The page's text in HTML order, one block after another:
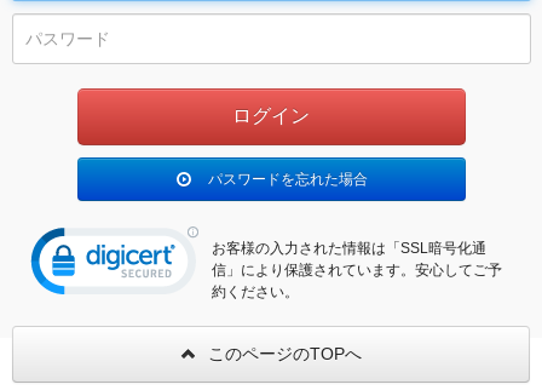
パスワードを忘れた場合
お客様の入力された情報は「SSL暗号化通
信」により保護されています。安心してご予
約ください。
このページのTOPへ